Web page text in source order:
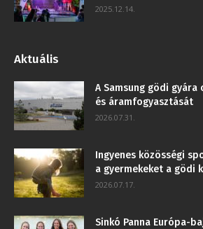
2025.12.14.
Aktuális
A Samsung gödi
és áramfogyasztását
2026.07.31.
Ingyenes közösségi
a gyermekeket a gödi
2026.07.17.
Sinkó Panna Európa-